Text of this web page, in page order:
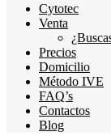
Cytotec
Venta
Precios
Domicilio
Método IVE
FAQ’s
Contactos
Blog